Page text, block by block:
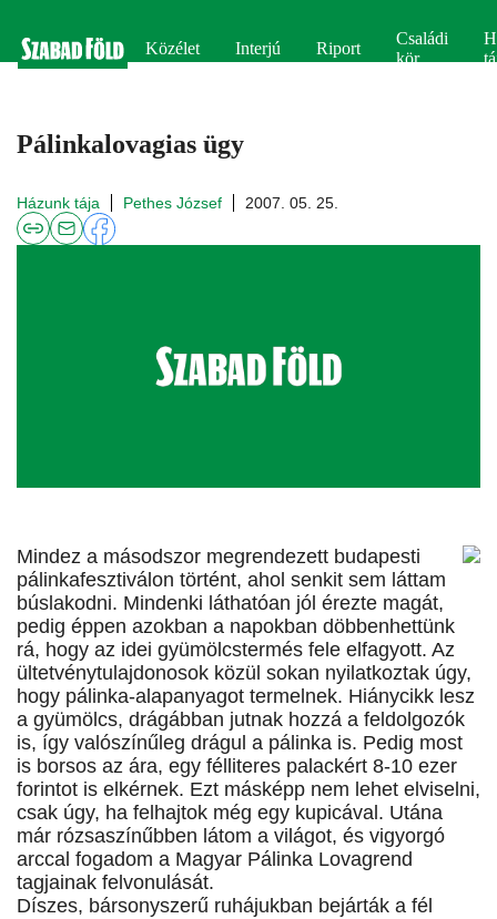
Közélet Interjú Riport
Családi
kör
Pálinkalovagias ügy
Házunk tája Pethes József 2007. 05. 25.
Mindez a másodszor megrendezett budapesti
pálinkafesztiválon történt, ahol senkit sem láttam
búslakodni. Mindenki láthatóan jól érezte magát,
pedig éppen azokban a napokban döbbenhettünk
rá, hogy az idei gyümölcstermés fele elfagyott. Az
ültetvénytulajdonosok közül sokan nyilatkoztak úgy,
hogy pálinka-alapanyagot termelnek. Hiánycikk lesz
a gyümölcs, drágábban jutnak hozzá a feldolgozók
is, így valószínűleg drágul a pálinka is. Pedig most
is borsos az ára, egy félliteres palackért 8-10 ezer
forintot is elkérnek. Ezt másképp nem lehet elviselni,
csak úgy, ha felhajtok még egy kupicával. Utána
már rózsaszínűbben látom a világot, és vigyorgó
arccal fogadom a Magyar Pálinka Lovagrend
tagjainak felvonulását.
Díszes, bársonyszerű ruhájukban bejárták a fél